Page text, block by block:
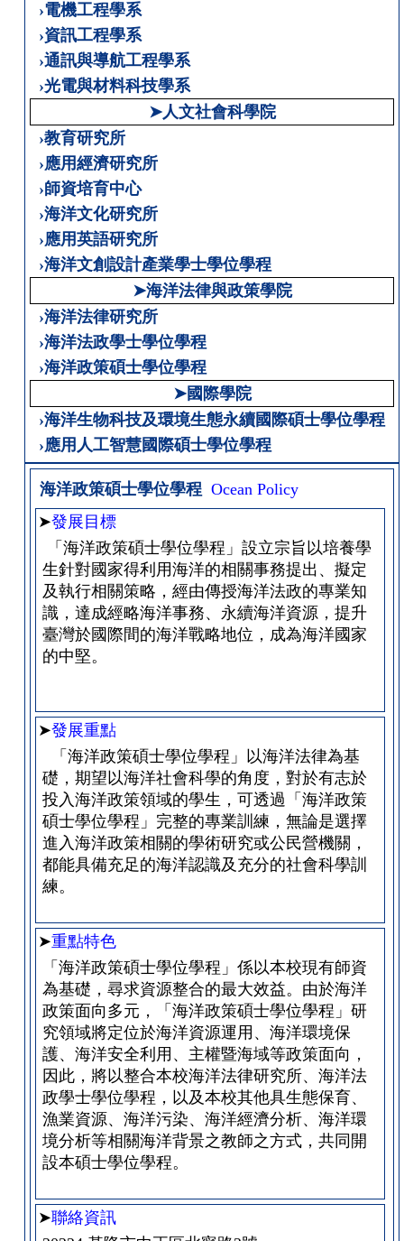
›電機工程學系
›資訊工程學系
›通訊與導航工程學系
›光電與材料科技學系
➤人文社會科學院
›教育研究所
›應用經濟研究所
›師資培育中心
›海洋文化研究所
›應用英語研究所
›海洋文創設計產業學士學位學程
➤海洋法律與政策學院
›海洋法律研究所
›海洋法政學士學位學程
›海洋政策碩士學位學程
➤國際學院
›海洋生物科技及環境生態永續國際碩士學位學程
›應用人工智慧國際碩士學位學程
海洋政策碩士學位學程 Ocean Policy
➤發展目標
「海洋政策碩士學位學程」設立宗旨以培養學
生針對國家得利用海洋的相關事務提出、擬定
及執行相關策略，經由傳授海洋法政的專業知
識，達成經略海洋事務、永續海洋資源，提升
臺灣於國際間的海洋戰略地位，成為海洋國家
的中堅。
➤發展重點
「海洋政策碩士學位學程」以海洋法律為基
礎，期望以海洋社會科學的角度，對於有志於
投入海洋政策領域的學生，可透過「海洋政策
碩士學位學程」完整的專業訓練，無論是選擇
進入海洋政策相關的學術研究或公民營機關，
都能具備充足的海洋認識及充分的社會科學訓
練。
➤重點特色
「海洋政策碩士學位學程」係以本校現有師資
為基礎，尋求資源整合的最大效益。由於海洋
政策面向多元，「海洋政策碩士學位學程」研
究領域將定位於海洋資源運用、海洋環境保
護、海洋安全利用、主權暨海域等政策面向，
因此，將以整合本校海洋法律研究所、海洋法
政學士學位學程，以及本校其他具生態保育、
漁業資源、海洋污染、海洋經濟分析、海洋環
境分析等相關海洋背景之教師之方式，共同開
設本碩士學位學程。
➤聯絡資訊